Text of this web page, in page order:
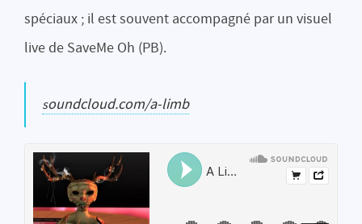
spéciaux ; il est souvent accompagné par un visuel
live de SaveMe Oh (PB).
soundcloud.com/a-limb